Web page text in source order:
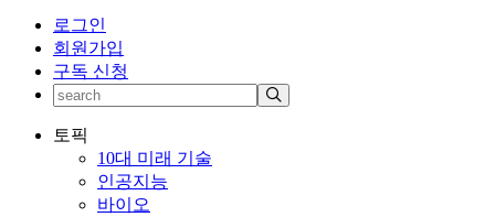
로그인
회원가입
구독 신청
토픽
10대 미래 기술
인공지능
바이오